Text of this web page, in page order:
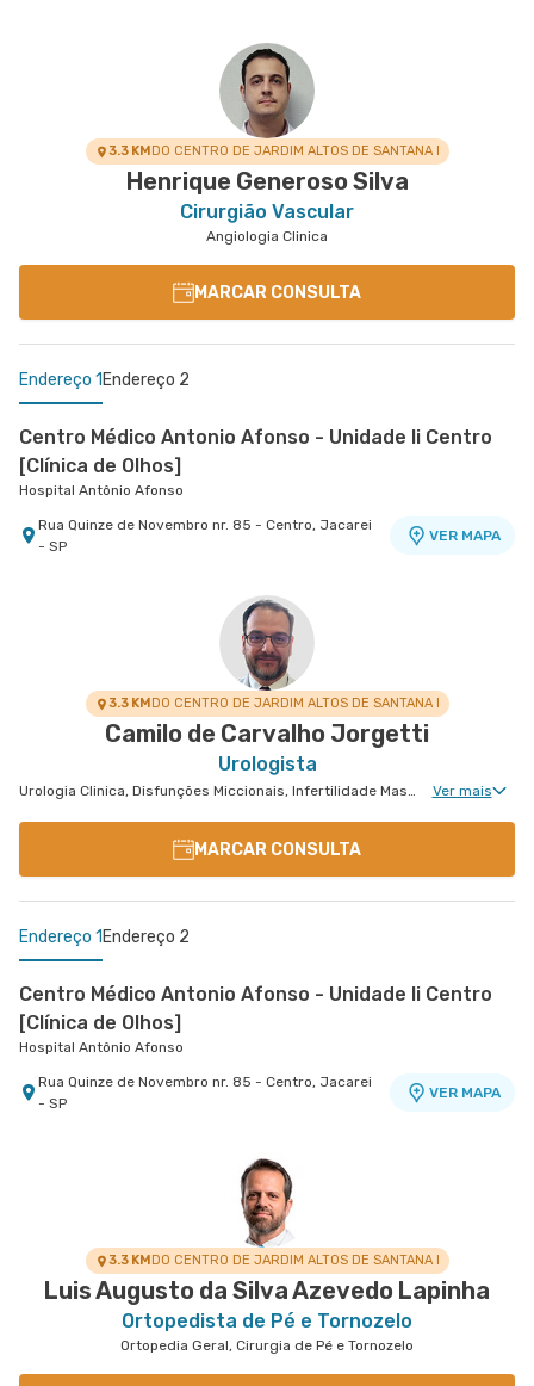
3.3 KMDO CENTRO DE JARDIM ALTOS DE SANTANA I
Henrique Generoso Silva
Cirurgião Vascular
Angiologia Clinica
MARCAR CONSULTA
Endereço 1 Endereço 2
Centro Médico Antonio Afonso - Unidade Ii Centro
[Clínica de Olhos]
Hospital Antônio Afonso
Rua Quinze de Novembro nr. 85 - Centro, Jacarei
- SP
VER MAPA
Rua Carlos Maria Auricchio nr. 70 - Jardim
Aquarius, Sao Jose Dos Campos - SP
3.3 KMDO CENTRO DE JARDIM ALTOS DE SANTANA I
Camilo de Carvalho Jorgetti
Urologista
Urologia Clinica, Disfunções Miccionais, Infertilidade Masculina, Cirurgia Urológica Ver mais
MARCAR CONSULTA
Endereço 1 Endereço 2
Centro Médico Antonio Afonso - Unidade Ii Centro
[Clínica de Olhos]
Hospital Antônio Afonso
Rua Quinze de Novembro nr. 85 - Centro, Jacarei
- SP
VER MAPA
Rua Carlos Maria Auricchio nr. 70 - Jardim
Aquarius, Sao Jose Dos Campos - SP
3.3 KMDO CENTRO DE JARDIM ALTOS DE SANTANA I
Luis Augusto da Silva Azevedo Lapinha
Ortopedista de Pé e Tornozelo
Ortopedia Geral, Cirurgia de Pé e Tornozelo